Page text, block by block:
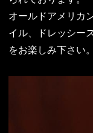
オールドアメリカ
イル、ドレッシー
をお楽しみ下さい。